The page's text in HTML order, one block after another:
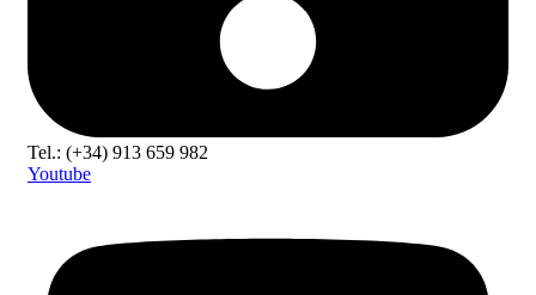
Tel.: (+34) 913 659 982
Youtube